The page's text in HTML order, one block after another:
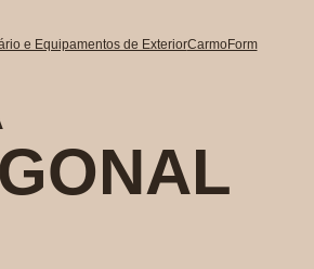
e Equipamentos de ExteriorCarmoForm